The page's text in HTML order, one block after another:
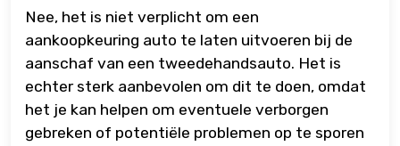
Nee, het is niet verplicht om een
aankoopkeuring auto te laten uitvoeren bij de
aanschaf van een tweedehandsauto. Het is
echter sterk aanbevolen om dit te doen, omdat
het je kan helpen om eventuele verborgen
gebreken of potentiële problemen op te sporen